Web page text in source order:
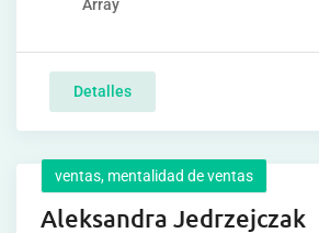
Array
Detalles
ventas, mentalidad de ventas
Aleksandra Jedrzejczak